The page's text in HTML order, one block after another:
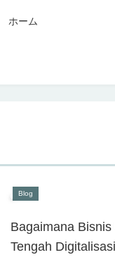
ホーム
Blog
Bagaimana
Tengah